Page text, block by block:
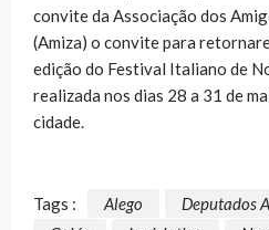
convite da Associação dos
(Amiza) o convite para
edição do Festival Italiano de
realizada nos dias 28 a 31 de
cidade.
Tags : Alego Deputados